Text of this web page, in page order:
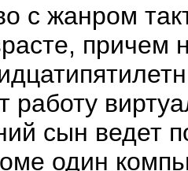
с жанром
причем
работу
сын ведет
один